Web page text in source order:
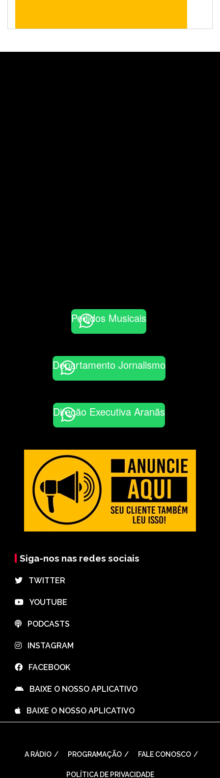
Pedidos Musicais
Departamento Jornalismo
Direção Executiva Aranãs
Siga-nos nas redes sociais
⠀TWITTER
⠀YOUTUBE
⠀PODCASTS
⠀INSTAGRAM
⠀FACEBOOK
⠀BAIXE O NOSSO APLICATIVO
⠀BAIXE O NOSSO APLICATIVO
A RÁDIO PROGRAMAÇÃO FALE CONOSCO
POLÍTICA DE PRIVACIDADE